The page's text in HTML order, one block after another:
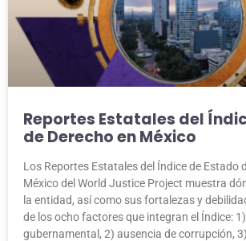
Reportes Estatales del
de Derecho en México
Los Reportes Estatales del Índice de Estado
México del World Justice Project muestra
la entidad, así como sus fortalezas y
de los ocho factores que integran el Índice:
gubernamental, 2) ausencia de corrupción,